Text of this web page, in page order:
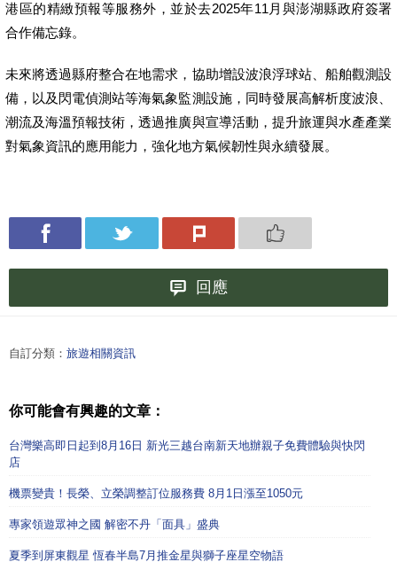
港區的精緻預報等服務外，並於去2025年11月與澎湖縣政府簽署
合作備忘錄。
未來將透過縣府整合在地需求，協助增設波浪浮球站、船舶觀測設
備，以及閃電偵測站等海氣象監測設施，同時發展高解析度波浪、
潮流及海溫預報技術，透過推廣與宣導活動，提升旅運與水產產業
對氣象資訊的應用能力，強化地方氣候韌性與永續發展。
回應
自訂分類： 旅遊相關資訊
你可能會有興趣的文章：
台灣樂高即日起到8月16日 新光三越台南新天地辦親子免費體驗與快閃
店
機票變貴！長榮、立榮調整訂位服務費 8月1日漲至1050元
專家領遊眾神之國 解密不丹「面具」盛典
夏季到屏東觀星 恆春半島7月推金星與獅子座星空物語